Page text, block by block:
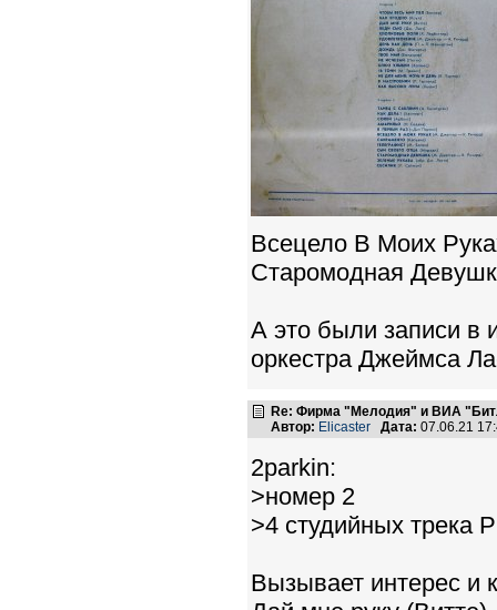
Всецело В Моих
Старомодная
А это были записи в
оркестра Джеймса
Re: Фирма "Мелодия" и ВИА
Автор: Elicaster Дата: 07.06.21
2parkin:
>номер 2
>4 студийных трека
Вызывает интерес и